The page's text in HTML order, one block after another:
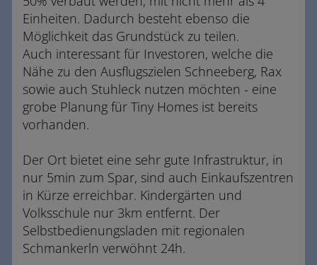
Einheiten. Dadurch besteht ebenso die
Möglichkeit das Grundstück zu teilen.
Auch interessant für Investoren, welche die
Nähe zu den Ausflugszielen Schneeberg, Rax
sowie auch Stuhleck nutzen möchten - eine
grobe Planung für Tiny Homes ist bereits
vorhanden.
Der Ort bietet eine sehr gute Infrastruktur, in
nur 5min zum Spar, sind auch Einkaufszentren
in Kürze erreichbar. Kindergärten und
Volksschule nur 3km entfernt. Der
Selbstbedienungsladen mit regionalen
Schmankerln verwöhnt 24h.